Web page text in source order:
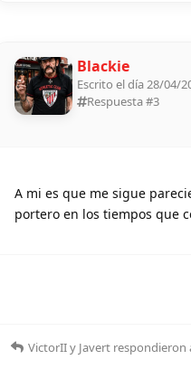
Blackie
Escrito el día 28/04/
Respuesta #3
A mi es que me sigue
portero en los tiempos que
VictorIIy Javert respondieron